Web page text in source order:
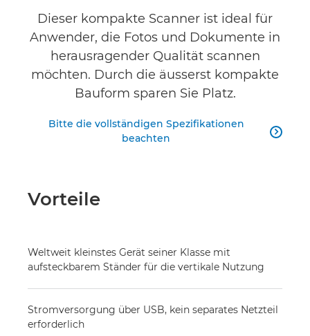
Produktbewertungen
Dieser kompakte Scanner ist ideal für
Anwender, die Fotos und Dokumente in
herausragender Qualität scannen
möchten. Durch die äusserst kompakte
Bauform sparen Sie Platz.
Bitte die vollständigen Spezifikationen
beachten

Vorteile
Weltweit kleinstes Gerät seiner Klasse mit
aufsteckbarem Ständer für die vertikale Nutzung
Stromversorgung über USB, kein separates Netzteil
erforderlich